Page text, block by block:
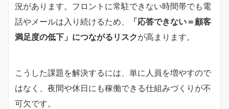
況があります。フロントに常駐できない時間帯でも電
話やメールは入り続けるため、
「応答できない＝顧客
満足度の低下」につながるリスクが高まります。
こうした課題を解決するには、単に人員を増やすので
はなく、夜間や休日にも稼働できる仕組みづくりが不
可欠です。